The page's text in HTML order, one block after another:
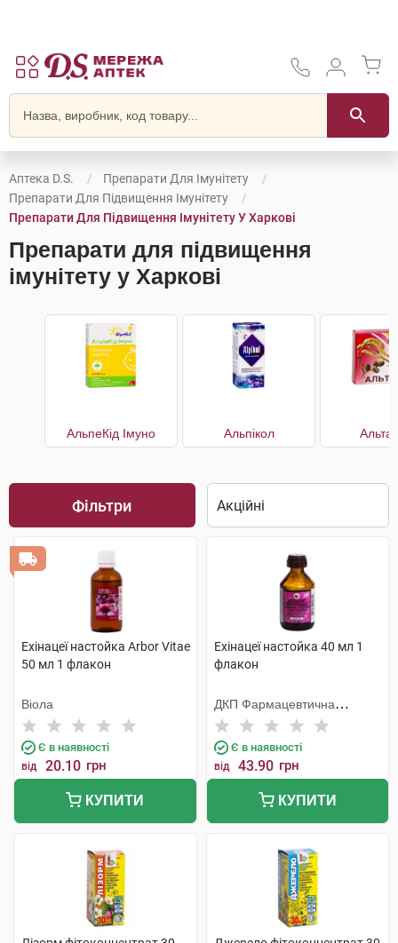
Аптека D.S.
Препарати Для Імунітету
Препарати Для Підвищення Імунітету
Препарати Для Підвищення Імунітету У Харкові
Препарати для підвищення
імунітету у Харкові
АльпеКід Імуно Альпікол
Фільтри
Ехінацеї настойка Arbor Vitae
50 мл 1 флакон
Віола
Є в наявності
від 20.10 грн
КУПИТИ
Ехінацеї настойка 40 мл 1
флакон
ДКП Фармацевтична
фабрика
Є в наявності
від 43.90 грн
КУПИТИ